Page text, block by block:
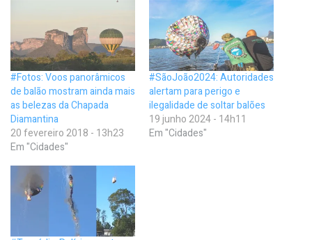
#Fotos: Voos panorâmicos
de balão mostram ainda mais
as belezas da Chapada
Diamantina
20 fevereiro 2018 - 13h23
Em "Cidades"
#SãoJoão2024: Autoridades
alertam para perigo e
ilegalidade de soltar balões
19 junho 2024 - 14h11
Em "Cidades"